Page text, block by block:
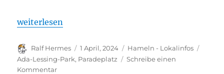
„Eigener Bericht: Hameln hat jetzt einen
weiterlesen
Autor
Ralf Hermes
Veröffentlicht
am
1 April, 2024 Kategorien
Hameln - Lokalinfos
Ada-Lessing-Park, Paradeplatz
Schreibe einen
Kommentarzu